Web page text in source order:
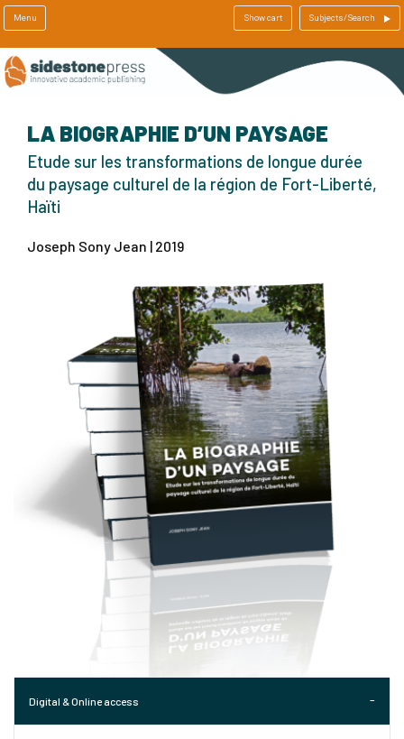
Menu Show cart Subjects/Search
LA BIOGRAPHIE D’UN PAYSAGE
Etude sur les transformations de longue durée
du paysage culturel de la région de Fort-Liberté,
Haïti
Joseph Sony Jean | 2019
Digital & Online access